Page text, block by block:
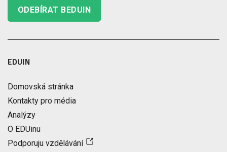
ODEBÍRAT BEDUIN
EDUIN
Domovská stránka
Kontakty pro média
Analýzy
O EDUinu
Podporuju vzdělávání